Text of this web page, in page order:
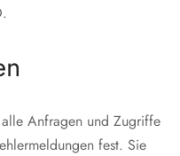
Anfragen und Zugriffe
fest. Sie